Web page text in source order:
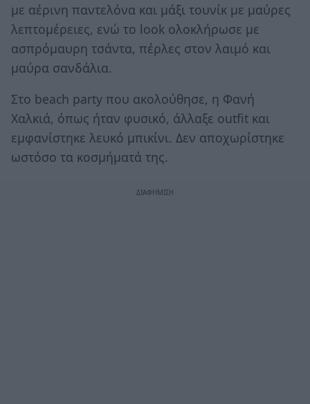
με αέρινη παντελόνα και μάξι τουνίκ με μαύρες
λεπτομέρειες, ενώ το look ολοκλήρωσε με
ασπρόμαυρη τσάντα, πέρλες στον λαιμό και
μαύρα σανδάλια.
Στο beach party που ακολούθησε, η Φανή
Χαλκιά, όπως ήταν φυσικό, άλλαξε outfit και
εμφανίστηκε λευκό μπικίνι. Δεν αποχωρίστηκε
ωστόσο τα κοσμήματά της.